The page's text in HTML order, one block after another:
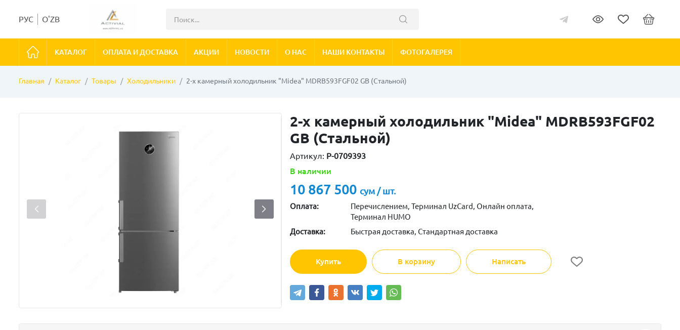
РУС O'ZB
КАТАЛОГ ОПЛАТА И ДОСТАВКА АКЦИИ НОВОСТИ О НАС НАШИ КОНТАКТЫ ФОТОГАЛЕРЕЯ
Главная Каталог Товары Холодильники 2-х камерный холодильник "Мidea" MDRВ593FGF02 GB (Стальной)
2-х камерный холодильник "Мidea" MDRВ593FGF02
GB (Стальной)
Артикул: P-0709393
В наличии
10 867 500 сум / шт.
Оплата:
Перечислением, Терминал UzCard, Онлайн оплата,
Терминал HUMO
Доставка:
Быстрая доставка, Стандартная доставка
Купить В корзину Написать